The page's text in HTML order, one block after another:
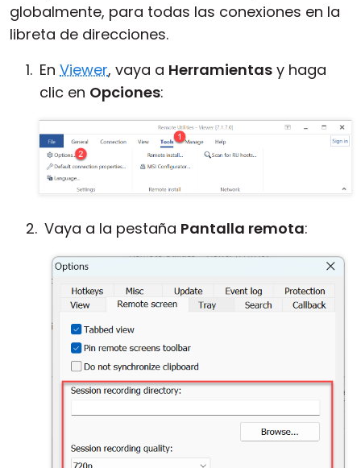
globalmente, para todas las conexiones en la
libreta de direcciones.
En Viewer, vaya a Herramientas y haga
clic en Opciones:
Vaya a la pestaña Pantalla remota: